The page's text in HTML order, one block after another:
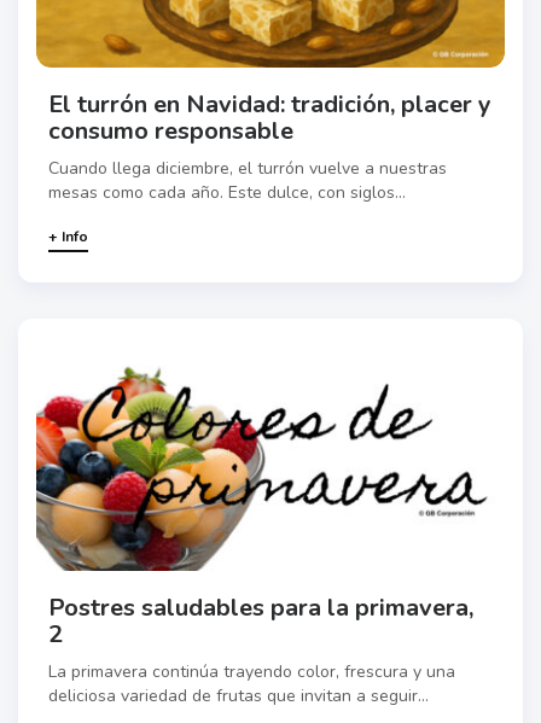
El turrón en Navidad: tradición, placer y
consumo responsable
Cuando llega diciembre, el turrón vuelve a nuestras
mesas como cada año. Este dulce, con siglos...
+ Info
Postres saludables para la primavera,
2
La primavera continúa trayendo color, frescura y una
deliciosa variedad de frutas que invitan a seguir...